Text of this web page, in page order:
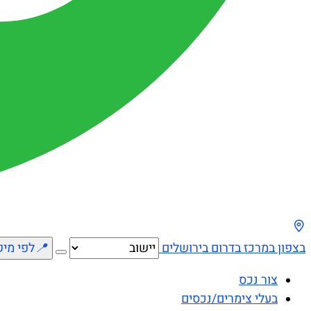
בצפוןבמרכזבדרוםבירושלים 📍לפי
צור נכס
בעלי צימרים/נכסים